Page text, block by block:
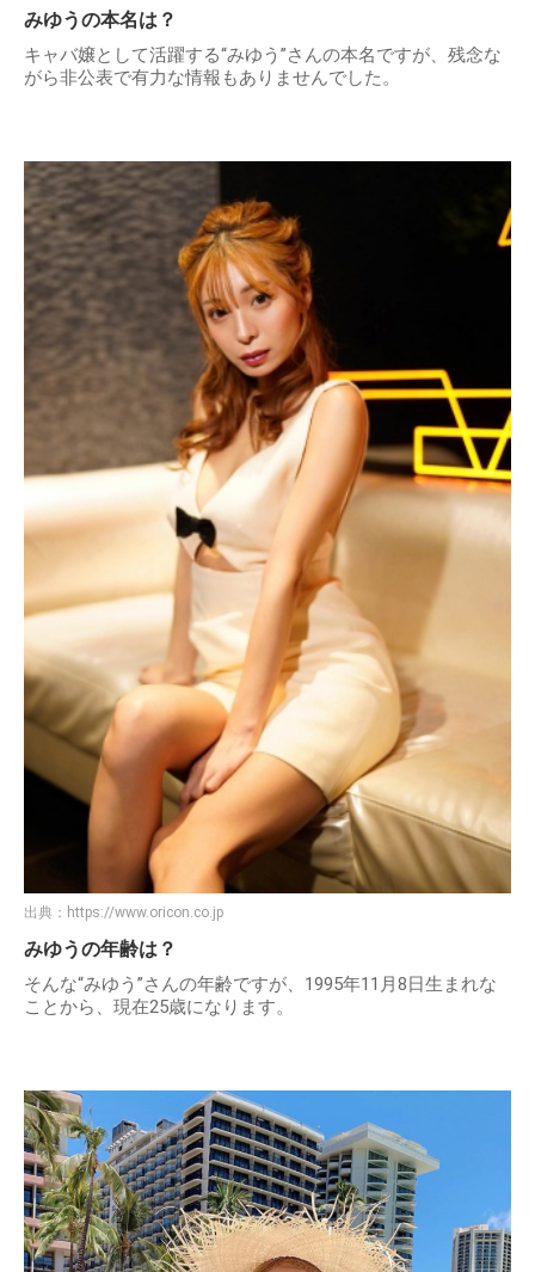
みゆうの本名は？
キャバ嬢として活躍する“みゆう”さんの本名ですが、残念な
がら非公表で有力な情報もありませんでした。
出典： https://www.oricon.co.jp
みゆうの年齢は？
そんな“みゆう”さんの年齢ですが、1995年11月8日生まれな
ことから、現在25歳になります。